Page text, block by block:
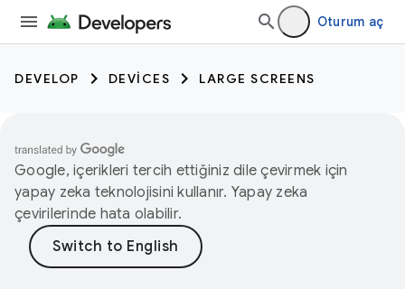
Oturum aç
DEVELOP DEVICES LARGE SCREENS
Google, içerikleri tercih ettiğiniz dile çevirmek için
yapay zeka teknolojisini kullanır. Yapay zeka
çevirilerinde hata olabilir.